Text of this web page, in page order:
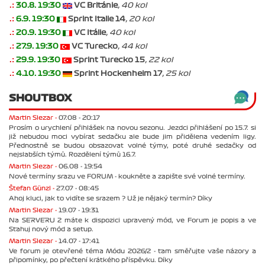
.: 30.8. 19:30 VC Británie, 40 kol
.: 6.9. 19:30 Sprint Italie 14, 20 kol
.: 20.9. 19:30 VC Itálie, 40 kol
.: 27.9. 19:30 VC Turecko, 44 kol
.: 29.9. 19:30 Sprint Turecko 15, 22 kol
.: 4.10. 19:30 Sprint Hockenheim 17, 25 kol
SHOUTBOX
Martin Slezar - 07.08 - 20:17
Prosím o urychlení přihlášek na novou sezonu. Jezdci přihlášení po 15.7. si
již nebudou moci vybírat sedačku ale bude jim přidělena vedením ligy.
Přednostně se budou obsazovat volné týmy, poté druhé sedačky od
nejslabších týmů. Rozdělení týmů 16.7.
Martin Slezar - 06.08 - 19:54
Nové termíny srazu ve FORUM - koukněte a zapište své volné termíny.
Štefan Günzl - 27.07 - 08:45
Ahoj kluci, jak to vidíte se srazem ? Už je nějaký termín? Díky
Martin Slezar - 19.07 - 19:31
Na SERVERU 2 máte k dispozici upravený mód, ve Forum je popis a ve
Stahuj nový mód a setup.
Martin Slezar - 14.07 - 17:41
Ve forum je otevřené téma Módu 2026/2 - tam směřujte vaše názory a
připomínky, po přečtení krátkého příspěvku. Díky